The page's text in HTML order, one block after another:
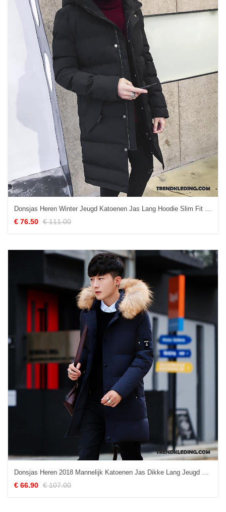
Donsjas Heren Winter Jeugd Katoenen Jas Lang Hoodie Slim Fit Zwart
€ 76.50 € 111.00
Donsjas Heren 2018 Mannelijk Katoenen Jas Dikke Lang Jeugd Zwart
€ 66.90 € 107.00